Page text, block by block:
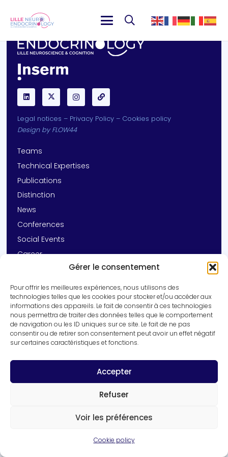
Gérer le consentement
Pour offrir les meilleures expériences, nous utilisons des
technologies telles que les cookies pour stocker et/ou accéder aux
informations des appareils. Le fait de consentir à ces technologies
nous permettra de traiter des données telles que le comportement
de navigation ou les ID uniques sur ce site. Le fait de ne pas
consentir ou de retirer son consentement peut avoir un effet négatif
sur certaines caractéristiques et fonctions.
Accepter
Refuser
Voir les préférences
Cookie policy
Legal notices – Privacy Policy – Cookies policy
Design byFLOW44
Teams
Technical Expertises
Publications
Distinction
News
Conferences
Social Events
Career
Get In Touch
+33 (0)3 20 16 92 14
vincent.prevot@inserm.fr
Inserm UMR-S 1172 | University of Lille
1 rue Michel Polowski, 59045 Lille cedex